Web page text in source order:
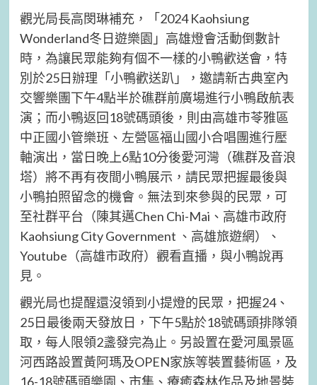
觀光局長高閔琳補充，「2024 Kaohsiung
Wonderland冬日遊樂園」高雄燈會活動倒數計
時，為讓民眾能夠有個不一樣的小鴨歡送會，特
別於25日辦理「小鴨歡送趴」，邀請新古典室內
交響樂團下午4點半於礁群前廣場進行小鴨啟航表
演；而小鴨返回18號碼頭後，則由高雄市苓雅區
中正國小管樂班、左營區福山國小合唱團進行壓
軸演出，當日晚上6點10分後愛河灣（礁群及音浪
塔）將不再有夜間小鴨展示，請民眾把握最後與
小鴨拍照留念的機會。無法到來參與的民眾，可
至社群平台（陳其邁Chen Chi-Mai、高雄市政府
Kaohsiung City Government 、高雄旅遊網）、
Youtube（高雄市政府）觀看直播，與小鴨說再
見。
觀光局也提醒還沒領到小提燈的民眾，把握24、
25日最後兩天發放日，下午5點於18號碼頭排隊領
取，每人限領2盞發完為止。另設置在愛河風景區
河西路設置黃阿瑪及OPEN家族等裝置藝術區，及
16-18號碼頭樂園、市集、療癒森林作品及地景裝